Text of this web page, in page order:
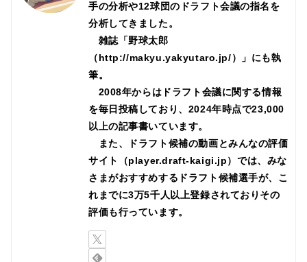
手の分析や12球団のドラフト会議の指名を
分析してきました。
雑誌「野球太郎
（http://makyu.yakyutaro.jp/）」にも執
筆。
2008年からはドラフト会議に関する情報
を毎日投稿しており、2024年時点で23,000
以上の記事書いています。
また、ドラフト候補の動画とみんなの評価
サイト（player.draft-kaigi.jp）では、みな
さまがおすすめするドラフト候補選手が、こ
れまでに3万5千人以上登録されておりその
評価も行っています。